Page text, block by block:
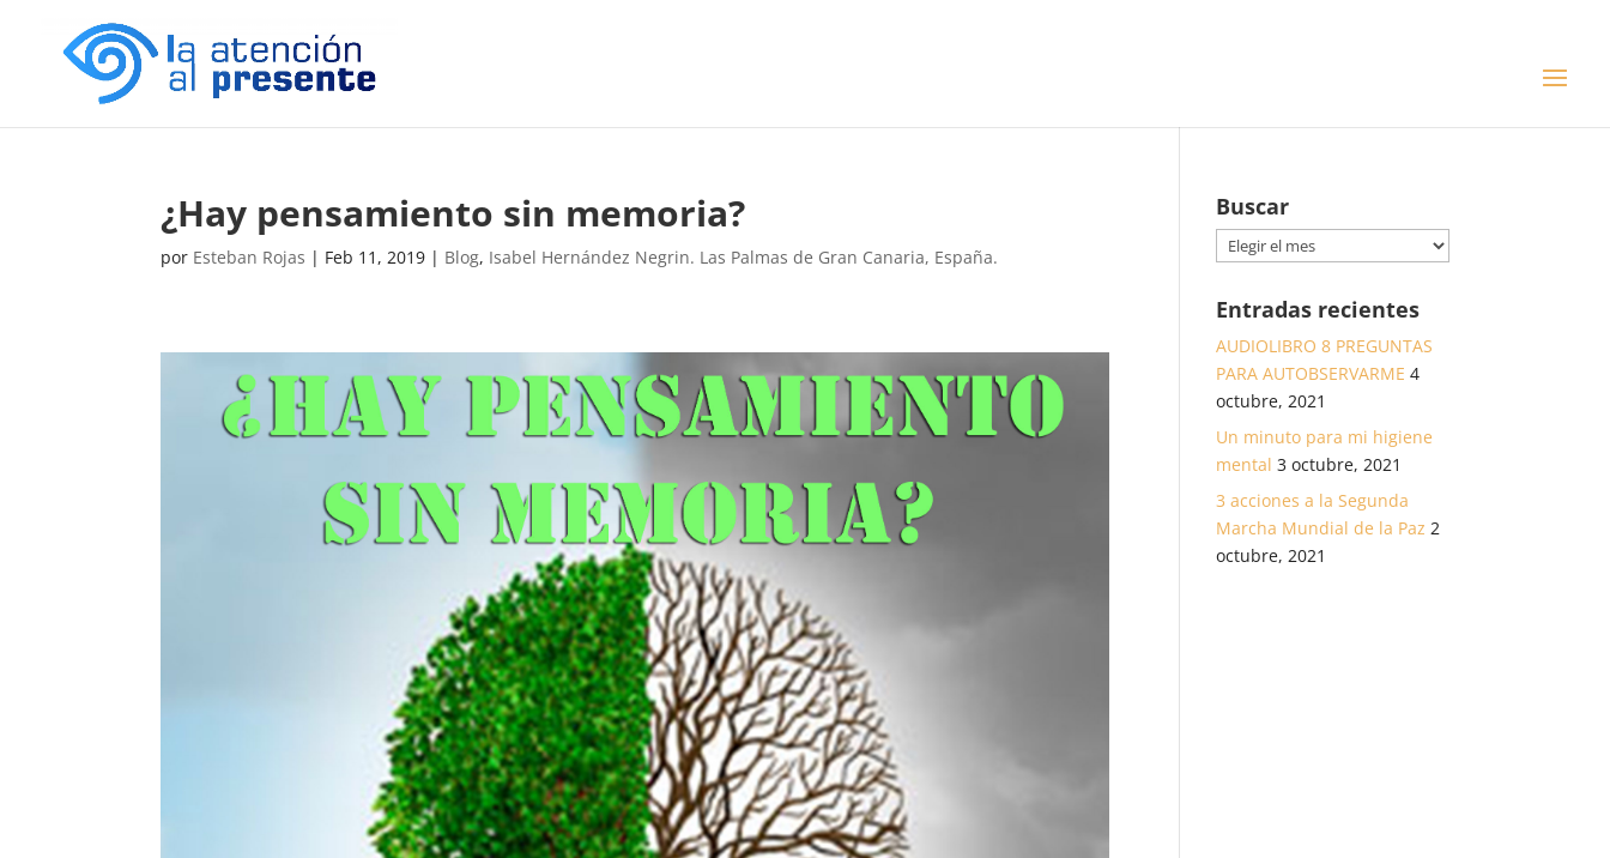
¿Hay pensamiento sin memoria?
por Esteban Rojas | Feb 11, 2019 | Blog, Isabel Hernández Negrin. Las Palmas de Gran Canaria, España.
Buscar
Buscar
Entradas recientes
AUDIOLIBRO 8 PREGUNTAS
PARA AUTOBSERVARME 4
octubre, 2021
Un minuto para mi higiene
mental 3 octubre, 2021
3 acciones a la Segunda
Marcha Mundial de la Paz 2
octubre, 2021